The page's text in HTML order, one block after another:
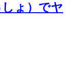
ょ）でヤ